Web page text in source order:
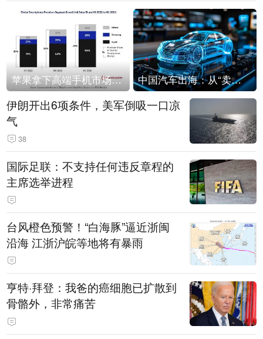
苹果拿下高端手机市场65%的份额：iPhone 17系列功不可没 中国汽车出海：从“卖出去”到“走进去”
伊朗开出6项条件，美军倒吸一口凉
气
38
国际足联：不支持任何违反章程的
主席选举进程
台风橙色预警！“白海豚”逼近浙闽
沿海 江浙沪皖等地将有暴雨
亨特·拜登：我爸的癌细胞已扩散到
骨骼外，非常痛苦